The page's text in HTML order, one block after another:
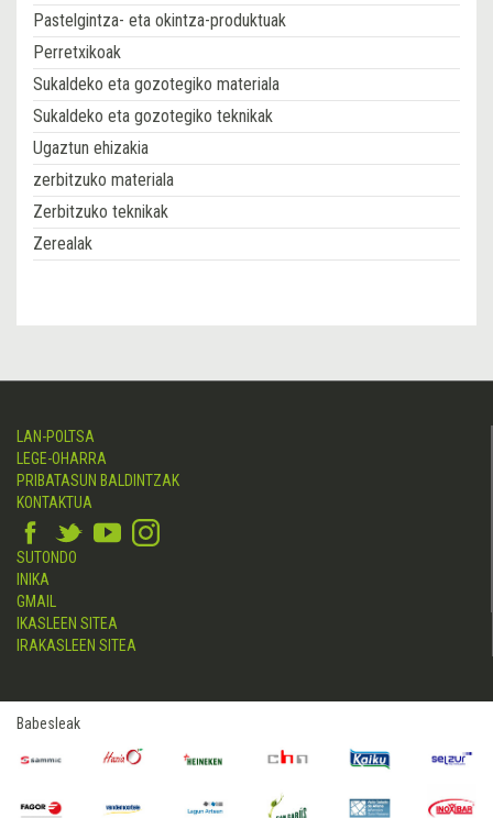
Pastelgintza- eta okintza-produktuak
Perretxikoak
Sukaldeko eta gozotegiko materiala
Sukaldeko eta gozotegiko teknikak
Ugaztun ehizakia
zerbitzuko materiala
Zerbitzuko teknikak
Zerealak
LAN-POLTSA
LEGE-OHARRA
PRIBATASUN BALDINTZAK
KONTAKTUA
SUTONDO
INIKA
GMAIL
IKASLEEN SITEA
IRAKASLEEN SITEA
Babesleak